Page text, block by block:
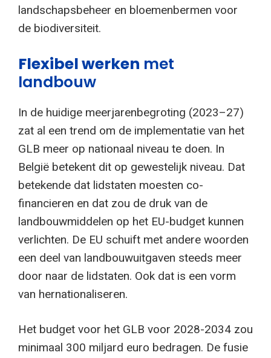
landschapsbeheer en bloemenbermen voor
de biodiversiteit.
Flexibel werken met
landbouw
In de huidige meerjarenbegroting (2023–27)
zat al een trend om de implementatie van het
GLB meer op nationaal niveau te doen. In
België betekent dit op gewestelijk niveau. Dat
betekende dat lidstaten moesten co-
financieren en dat zou de druk van de
landbouwmiddelen op het EU-budget kunnen
verlichten. De EU schuift met andere woorden
een deel van landbouwuitgaven steeds meer
door naar de lidstaten. Ook dat is een vorm
van hernationaliseren.
Het budget voor het GLB voor 2028-2034 zou
minimaal 300 miljard euro bedragen. De fusie